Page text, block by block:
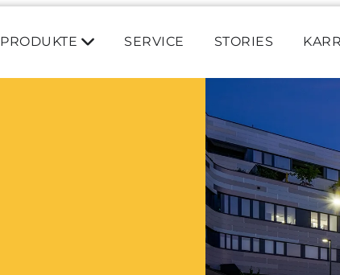
PRODUKTE SERVICE STORIES